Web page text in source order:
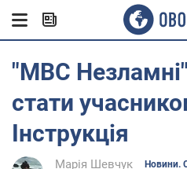
"МВС
стати
Інструкція
Марія Шевчук Новини.